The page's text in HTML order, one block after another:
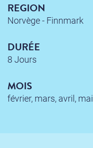
REGION
Norvège - Finnmark
DURÉE
8 Jours
MOIS
février, mars, avril, mai